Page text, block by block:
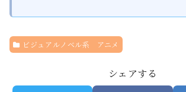
ビジュアルノベル系 アニメ
シェアする